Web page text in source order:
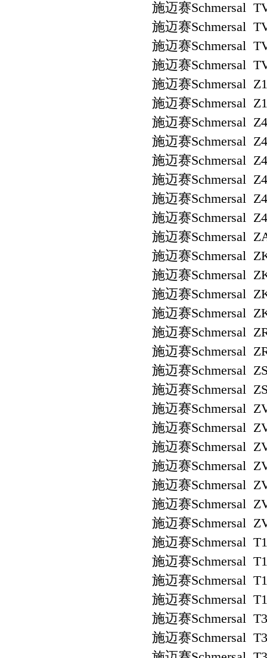
施迈赛Schmersal
施迈赛Schmersal
施迈赛Schmersal
施迈赛Schmersal
施迈赛Schmersal
施迈赛Schmersal
施迈赛Schmersal
施迈赛Schmersal
施迈赛Schmersal
施迈赛Schmersal
施迈赛Schmersal
施迈赛Schmersal
施迈赛Schmersal
施迈赛Schmersal
施迈赛Schmersal
施迈赛Schmersal
施迈赛Schmersal
施迈赛Schmersal
施迈赛Schmersal
施迈赛Schmersal
施迈赛Schmersal
施迈赛Schmersal
施迈赛Schmersal
施迈赛Schmersal
施迈赛Schmersal
施迈赛Schmersal
施迈赛Schmersal
施迈赛Schmersal
施迈赛Schmersal
施迈赛Schmersal
施迈赛Schmersal
施迈赛Schmersal
施迈赛Schmersal
施迈赛Schmersal